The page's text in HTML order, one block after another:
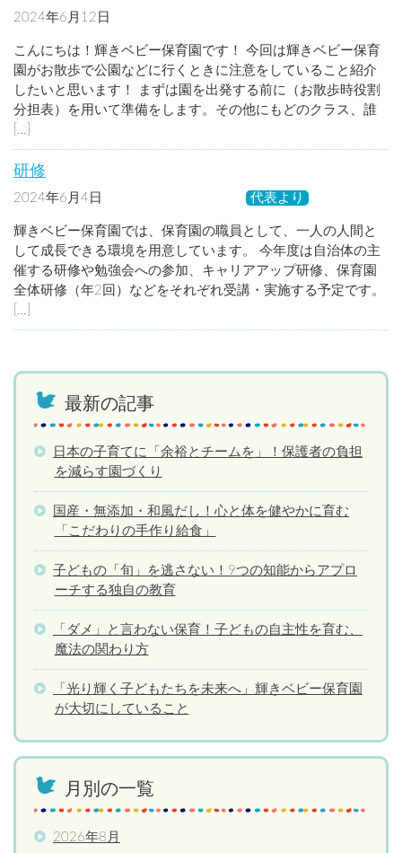
2024年6月12日
こんにちは！輝きベビー保育園です！ 今回は輝きベビー保育
園がお散歩で公園などに行くときに注意をしていること紹介
したいと思います！ まずは園を出発する前に（お散歩時役割
分担表）を用いて準備をします。その他にもどのクラス、誰
研修
2024年6月4日 代表より
輝きベビー保育園では、保育園の職員として、一人の人間と
して成長できる環境を用意しています。 今年度は自治体の主
催する研修や勉強会への参加、キャリアアップ研修、保育園
全体研修（年2回）などをそれぞれ受講・実施する予定です。
最新の記事
日本の子育てに「余裕とチームを」！保護者の負担
を減らす園づくり
国産・無添加・和風だし！心と体を健やかに育む
「こだわりの手作り給食」
子どもの「旬」を逃さない！9つの知能からアプロ
ーチする独自の教育
「ダメ」と言わない保育！子どもの自主性を育む、
魔法の関わり方
「光り輝く子どもたちを未来へ」輝きベビー保育園
が大切にしていること
月別の一覧
2026年8月